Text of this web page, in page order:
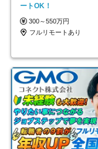
ートOK！
300～550万円
フルリモートあり